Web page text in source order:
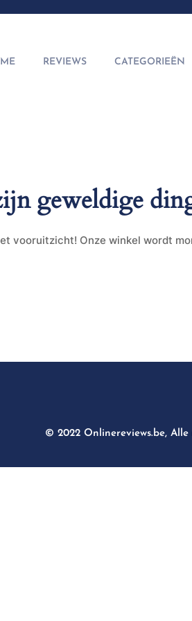
REVIEWS CATEGORIEËN
geweldige
vooruitzicht! Onze winkel wordt
© 2022 Onlinereviews.be,